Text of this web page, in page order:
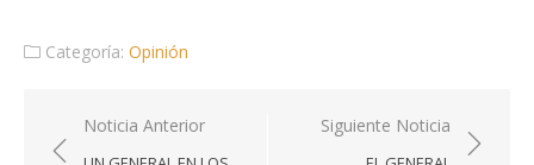
Categoría: Opinión
Navegación
de
Noticia Anterior Siguiente Noticia